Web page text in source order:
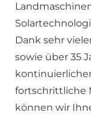
Dank sehr
sowie über 35
fortschrittliche
können wir